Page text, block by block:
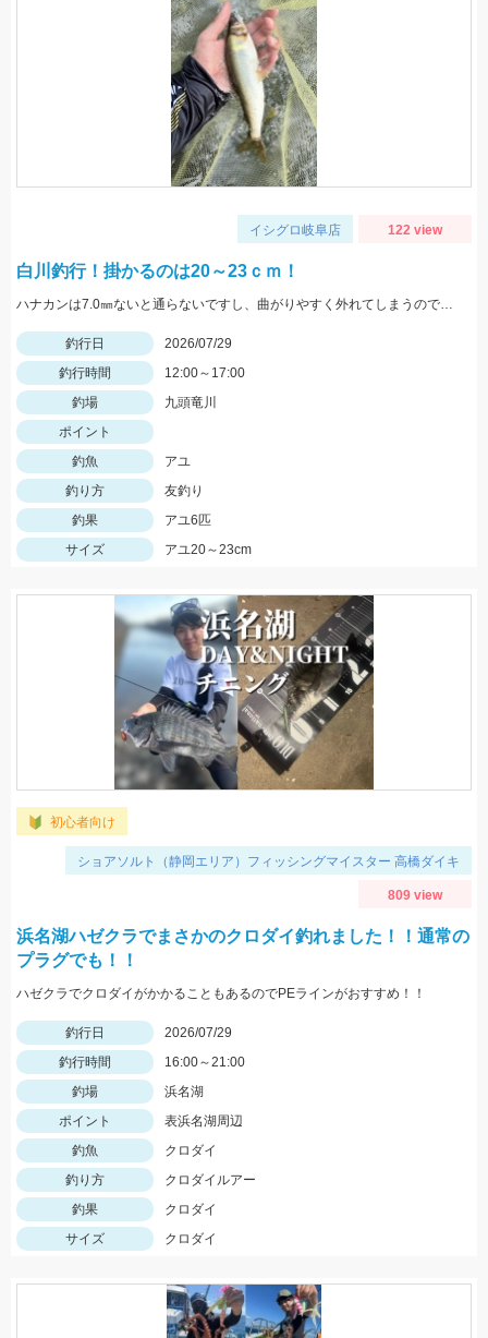
イシグロ岐阜店 122 view
白川釣行！掛かるのは20～23ｃｍ！
ハナカンは7.0㎜ないと通らないですし、曲がりやすく外れてしまうので気を付けてくださいね！複合メタルであれば、0.1号あった方がいいと思います！
釣行日
2026/07/29
釣行時間
12:00～17:00
釣場
九頭竜川
ポイント
釣魚
アユ
釣り方
友釣り
釣果
アユ6匹
サイズ
アユ20～23cm
初心者向け
ショアソルト（静岡エリア）フィッシングマイスター 高橋ダイキ
809 view
浜名湖ハゼクラでまさかのクロダイ釣れました！！通常の
プラグでも！！
ハゼクラでクロダイがかかることもあるのでPEラインがおすすめ！！
釣行日
2026/07/29
釣行時間
16:00～21:00
釣場
浜名湖
ポイント
表浜名湖周辺
釣魚
クロダイ
釣り方
クロダイルアー
釣果
クロダイ
サイズ
クロダイ